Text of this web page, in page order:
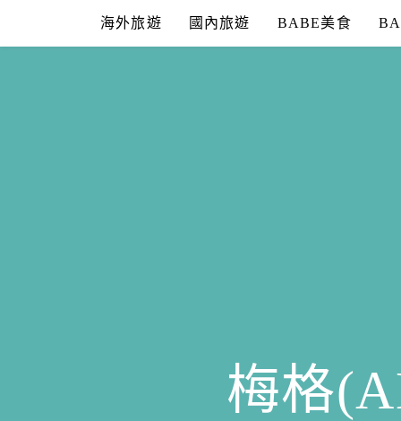
content
海外旅遊 國內旅遊 BABE美食
梅格